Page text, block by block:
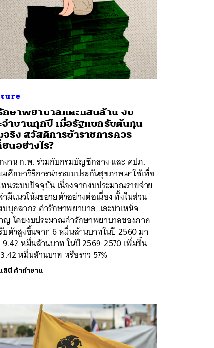
กษาพยาบาลแตะแสนล้าน งบ
จำบานทุกปี เมื่อรัฐแบกรับต้นทุน
จริง สวัสดิการข้าราชการควร
ยนอย่างไร?
งาน ก.พ. ร่วมกับกรมบัญชีกลาง และ คปภ.
มศึกษาวิธีการนำระบบประกันสุขภาพมาใช้เพื่อ
นระบบปัจจุบัน เนื่องจากงบประมาณรายจ่าย
ำมีแนวโน้มขยายตัวอย่างต่อเนื่อง ทั้งในส่วน
บบุคลากร ค่ารักษาพยาบาล และบำเหน็จ
ญ โดยงบประมาณค่ารักษาพยาบาลของภาค
บตัวสูงขึ้นจาก 6 หมื่นล้านบาทในปี 2560 มา
หมื่นล้านบาท ในปี 2569-2570 เพิ่มขึ้น
หมื่นล้านบาท หรือราว 57%
ลินี ค้ากำยาน